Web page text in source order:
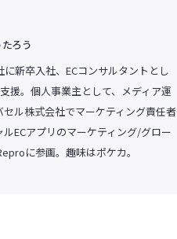
ろう
新卒入社、ECコンサルタントとし
援。個人事業主として、メディア運
ル株式会社でマーケティング責任者
ECアプリのマーケティング/グロー
に参画。趣味はポケカ。